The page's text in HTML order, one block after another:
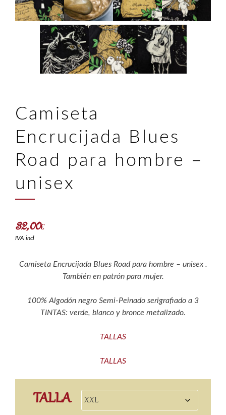
Camiseta
Encrucijada Blues
Road para hombre –
unisex
32,00€
IVA incl
Camiseta Encrucijada Blues Road para hombre – unisex .
También en patrón para mujer.
100% Algodón negro Semi-Peinado serigrafiado a 3
TINTAS: verde, blanco y bronce metalizado.
TALLAS
TALLAS
TALLA